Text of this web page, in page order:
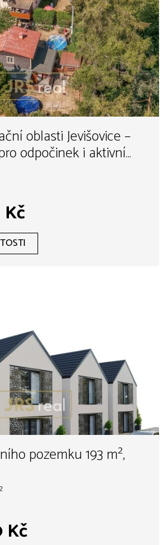
oblasti Jevišovice –
odpočinek i aktivní
pozemku 193 m²,
Kč